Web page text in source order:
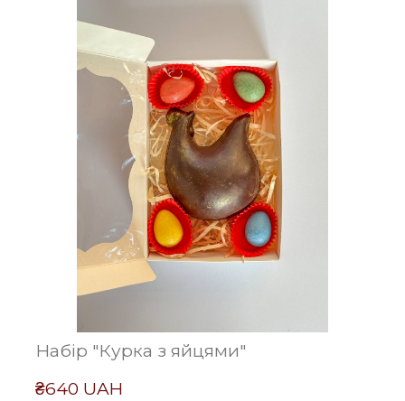
Набір "Курка з яйцями"
₴640 UAH